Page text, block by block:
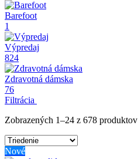
Barefoot
1
Výpredaj
824
Zdravotná dámska
76
Filtrácia
Zobrazených 1–24 z 678 produktov
Nové